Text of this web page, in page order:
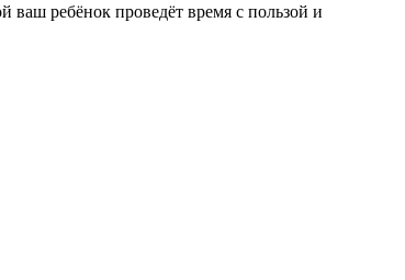
ребёнок проведёт время с пользой и